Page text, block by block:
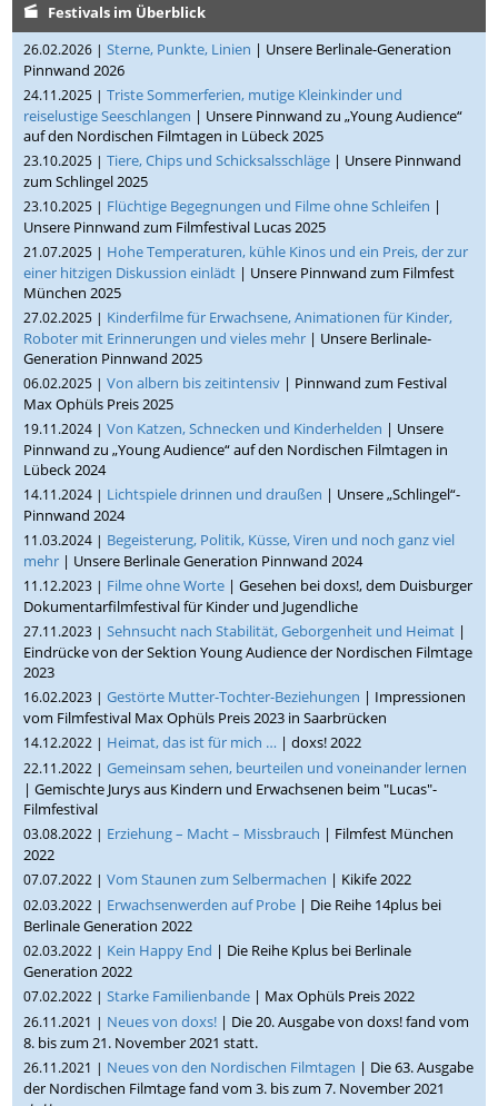
Festivals im Überblick
26.02.2026 |Sterne, Punkte, Linien | Unsere Berlinale-Generation
Pinnwand 2026
24.11.2025 |Triste Sommerferien, mutige Kleinkinder und
reiselustige Seeschlangen | Unsere Pinnwand zu „Young Audience“
auf den Nordischen Filmtagen in Lübeck 2025
23.10.2025 |Tiere, Chips und Schicksalsschläge | Unsere Pinnwand
zum Schlingel 2025
23.10.2025 | Flüchtige Begegnungen und Filme ohne Schleifen |
Unsere Pinnwand zum Filmfestival Lucas 2025
21.07.2025 | Hohe Temperaturen, kühle Kinos und ein Preis, der zur
einer hitzigen Diskussion einlädt | Unsere Pinnwand zum Filmfest
München 2025
27.02.2025 | Kinderfilme für Erwachsene, Animationen für Kinder,
Roboter mit Erinnerungen und vieles mehr | Unsere Berlinale-
Generation Pinnwand 2025
06.02.2025 |Von albern bis zeitintensiv | Pinnwand zum Festival
Max Ophüls Preis 2025
19.11.2024 |Von Katzen, Schnecken und Kinderhelden | Unsere
Pinnwand zu „Young Audience“ auf den Nordischen Filmtagen in
Lübeck 2024
14.11.2024 | Lichtspiele drinnen und draußen | Unsere „Schlingel“-
Pinnwand 2024
11.03.2024 | Begeisterung, Politik, Küsse, Viren und noch ganz viel
mehr | Unsere Berlinale Generation Pinnwand 2024
11.12.2023 | Filme ohne Worte | Gesehen bei doxs!, dem Duisburger
Dokumentarfilmfestival für Kinder und Jugendliche
27.11.2023 |Sehnsucht nach Stabilität, Geborgenheit und Heimat |
Eindrücke von der Sektion Young Audience der Nordischen Filmtage
2023
16.02.2023 |Gestörte Mutter-Tochter-Beziehungen | Impressionen
vom Filmfestival Max Ophüls Preis 2023 in Saarbrücken
14.12.2022 | Heimat, das ist für mich … | doxs! 2022
22.11.2022 |Gemeinsam sehen, beurteilen und voneinander lernen
| Gemischte Jurys aus Kindern und Erwachsenen beim "Lucas"-
Filmfestival
03.08.2022 | Erziehung – Macht – Missbrauch | Filmfest München
2022
07.07.2022 |Vom Staunen zum Selbermachen | Kikife 2022
02.03.2022 | Erwachsenwerden auf Probe | Die Reihe 14plus bei
Berlinale Generation 2022
02.03.2022 | Kein Happy End | Die Reihe Kplus bei Berlinale
Generation 2022
07.02.2022 |Starke Familienbande | Max Ophüls Preis 2022
26.11.2021 | Neues von doxs! | Die 20. Ausgabe von doxs! fand vom
8. bis zum 21. November 2021 statt.
26.11.2021 | Neues von den Nordischen Filmtagen | Die 63. Ausgabe
der Nordischen Filmtage fand vom 3. bis zum 7. November 2021